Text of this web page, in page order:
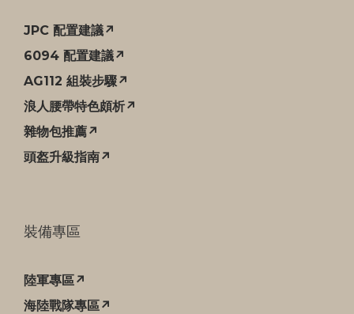
JPC 配置建議↗
6094 配置建議↗
AG112 組裝步驟↗
浪人腰帶特色頗析↗
雜物包推薦↗
頭盔升級指南↗
裝備專區
陸軍專區↗
海陸戰隊專區↗